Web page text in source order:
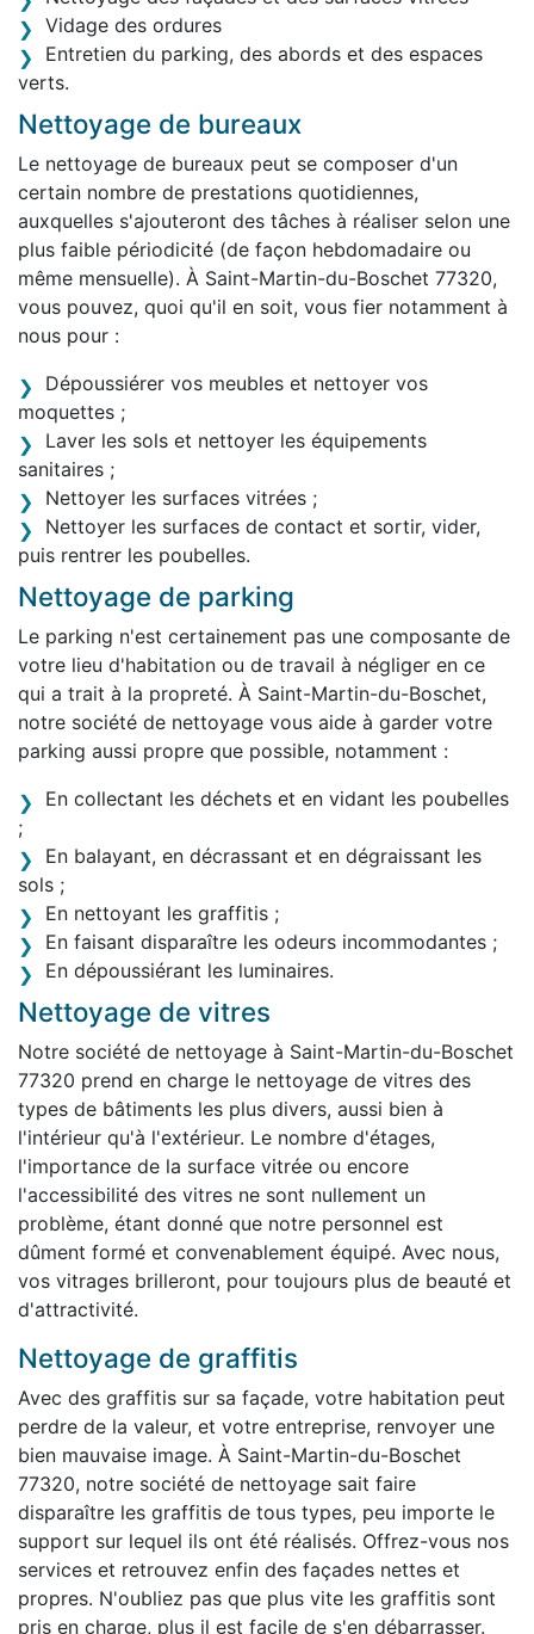
Vidage des ordures
Entretien du parking, des abords et des espaces
verts.
Nettoyage de bureaux
Le nettoyage de bureaux peut se composer d'un
certain nombre de prestations quotidiennes,
auxquelles s'ajouteront des tâches à réaliser selon une
plus faible périodicité (de façon hebdomadaire ou
même mensuelle). À Saint-Martin-du-Boschet 77320,
vous pouvez, quoi qu'il en soit, vous fier notamment à
nous pour :
Dépoussiérer vos meubles et nettoyer vos
moquettes ;
Laver les sols et nettoyer les équipements
sanitaires ;
Nettoyer les surfaces vitrées ;
Nettoyer les surfaces de contact et sortir, vider,
puis rentrer les poubelles.
Nettoyage de parking
Le parking n'est certainement pas une composante de
votre lieu d'habitation ou de travail à négliger en ce
qui a trait à la propreté. À Saint-Martin-du-Boschet,
notre société de nettoyage vous aide à garder votre
parking aussi propre que possible, notamment :
En collectant les déchets et en vidant les poubelles
;
En balayant, en décrassant et en dégraissant les
sols ;
En nettoyant les graffitis ;
En faisant disparaître les odeurs incommodantes ;
En dépoussiérant les luminaires.
Nettoyage de vitres
Notre société de nettoyage à Saint-Martin-du-Boschet
77320 prend en charge le nettoyage de vitres des
types de bâtiments les plus divers, aussi bien à
l'intérieur qu'à l'extérieur. Le nombre d'étages,
l'importance de la surface vitrée ou encore
l'accessibilité des vitres ne sont nullement un
problème, étant donné que notre personnel est
dûment formé et convenablement équipé. Avec nous,
vos vitrages brilleront, pour toujours plus de beauté et
d'attractivité.
Nettoyage de graffitis
Avec des graffitis sur sa façade, votre habitation peut
perdre de la valeur, et votre entreprise, renvoyer une
bien mauvaise image. À Saint-Martin-du-Boschet
77320, notre société de nettoyage sait faire
disparaître les graffitis de tous types, peu importe le
support sur lequel ils ont été réalisés. Offrez-vous nos
services et retrouvez enfin des façades nettes et
propres. N'oubliez pas que plus vite les graffitis sont
pris en charge, plus il est facile de s'en débarrasser.